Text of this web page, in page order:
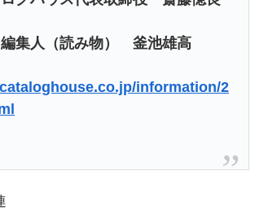
編集人（読み物） 釜池雄高
information/2